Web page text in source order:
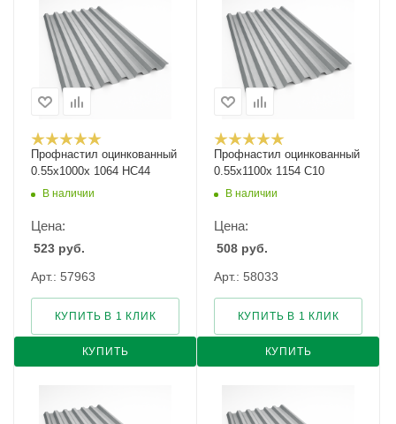
Профнастил оцинкованный
0.55х1000х 1064 НС44
В наличии
Цена:
523 руб.
Арт.: 57963
КУПИТЬ
КУПИТЬ В 1 КЛИК
Профнастил оцинкованный
0.55х1100х 1154 С10
В наличии
Цена:
508 руб.
Арт.: 58033
КУПИТЬ
КУПИТЬ В 1 КЛИК